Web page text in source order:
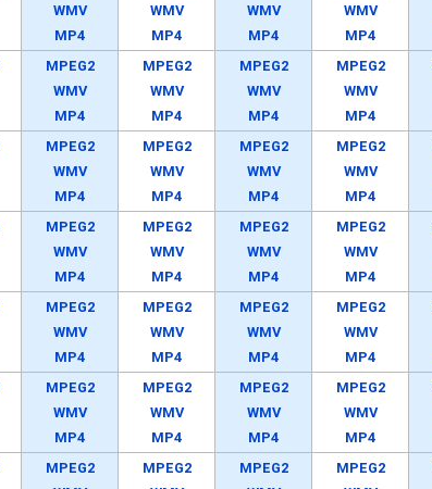
WMV
MP4
WMV
MP4
WMV
MP4
WMV
MP4
MPEG2
WMV
MP4
MPEG2
WMV
MP4
MPEG2
WMV
MP4
MPEG2
WMV
MP4
MPEG2
WMV
MP4
MPEG2
WMV
MP4
MPEG2
WMV
MP4
MPEG2
WMV
MP4
MPEG2
WMV
MP4
MPEG2
WMV
MP4
MPEG2
WMV
MP4
MPEG2
WMV
MP4
MPEG2
WMV
MP4
MPEG2
WMV
MP4
MPEG2
WMV
MP4
MPEG2
WMV
MP4
MPEG2
WMV
MP4
MPEG2
WMV
MP4
MPEG2
WMV
MP4
MPEG2
WMV
MP4
MPEG2
MPEG2
MPEG2
MPEG2